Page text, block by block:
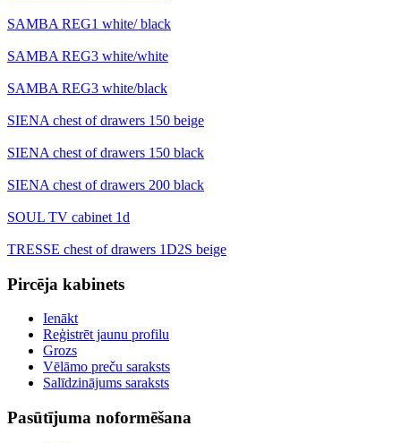
SAMBA REG1 white/ black
SAMBA REG3 white/white
SAMBA REG3 white/black
SIENA chest of drawers 150 beige
SIENA chest of drawers 150 black
SIENA chest of drawers 200 black
SOUL TV cabinet 1d
TRESSE chest of drawers 1D2S beige
Pircēja kabinets
Ienākt
Reģistrēt jaunu profilu
Grozs
Vēlāmo preču saraksts
Salīdzinājums saraksts
Pasūtījuma noformēšana